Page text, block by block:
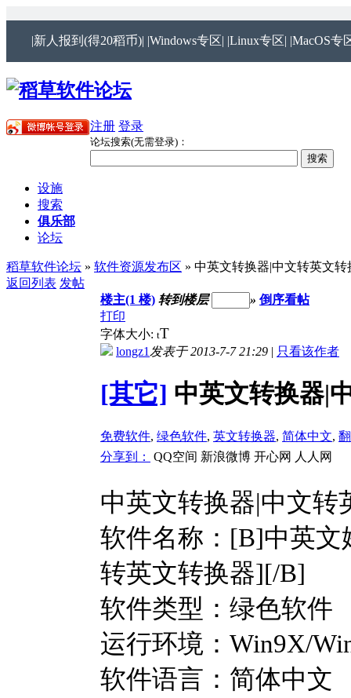
|新人报到(得20稻币)| |Windows专区| |Linux专区| |MacOS专
注册 登录
论坛搜索(无需登录)：
设施
搜索
俱乐部
论坛
稻草软件论坛 » 软件资源发布区 » 中英文转换器|中文转英文
返回列表 发帖
楼主(1 楼) 转到楼层 » 倒序看帖
打印
字体大小: tT
longz1 发表于 2013-7-7 21:29 | 只看该作者
[其它] 中英文转换器|
免费软件, 绿色软件, 英文转换器, 简体中文,
分享到：
QQ空间 新浪微博 开心网 人人网
中英文转换器|中文转
软件名称：[B]中英文
转英文转换器][/B]
软件类型：绿色软件
运行环境：Win9X/
软件语言：简体中文